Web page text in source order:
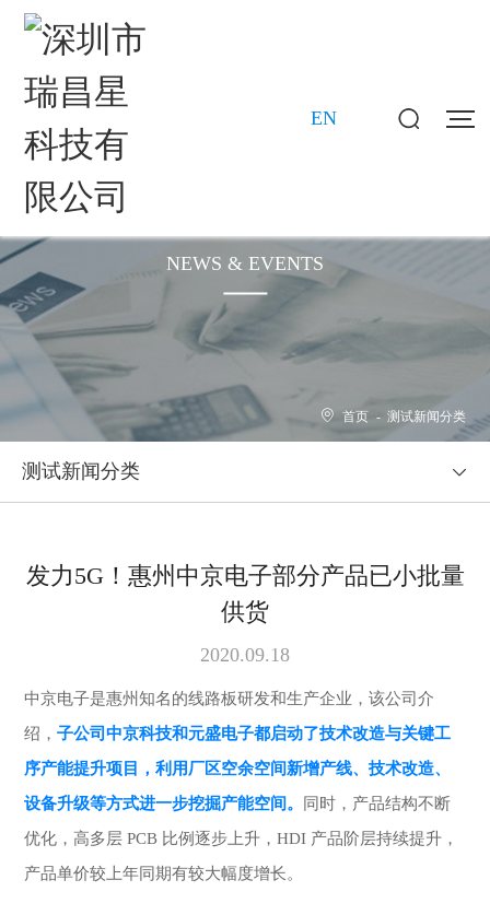
EN
NEWS & EVENTS
首页 - 测试新闻分类
测试新闻分类
发力5G！惠州中京电子部分产品已小批量
供货
2020.09.18
中京电子是惠州知名的线路板研发和生产企业，该公司介
绍，子公司中京科技和元盛电子都启动了技术改造与关键工
序产能提升项目，利用厂区空余空间新增产线、技术改造、
设备升级等方式进一步挖掘产能空间。
同时，产品结构不断
优化，高多层 PCB 比例逐步上升，HDI 产品阶层持续提升，
产品单价较上年同期有较大幅度增长。